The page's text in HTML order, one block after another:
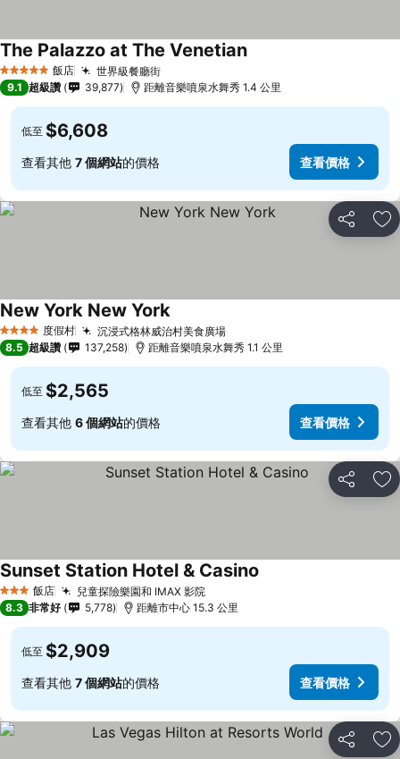
5 星級 飯店 世界級餐廳街查看價格
The Palazzo at The Venetian查看價格
9.1 超級讚 39,877 距離音樂噴泉水舞秀 1.4 公里
低至 $6,608
查看其他 7 個網站的價格 查看價格
分享 加
4 星級 度假村 沉浸式格林威治村美食廣場查看價格
New York New York查看價格
8.5 超級讚 137,258 距離音樂噴泉水舞秀 1.1 公里
低至 $2,565
查看其他 6 個網站的價格 查看價格
分享 加
3 星級 飯店 兒童探險樂園和 IMAX 影院查看價格
Sunset Station Hotel & Casino
8.3 非常好 5,778 距離市中心 15.3 公里
低至 $2,909
查看其他 7 個網站的價格 查看價格
分享 加